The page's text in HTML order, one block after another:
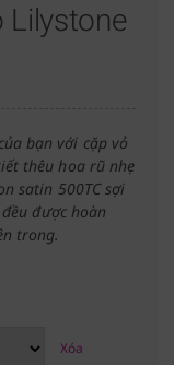
Lilystone
bạn với cặp vỏ
thêu hoa rũ nhẹ
satin 500TC sợi
được hoàn
trong.
Xóa